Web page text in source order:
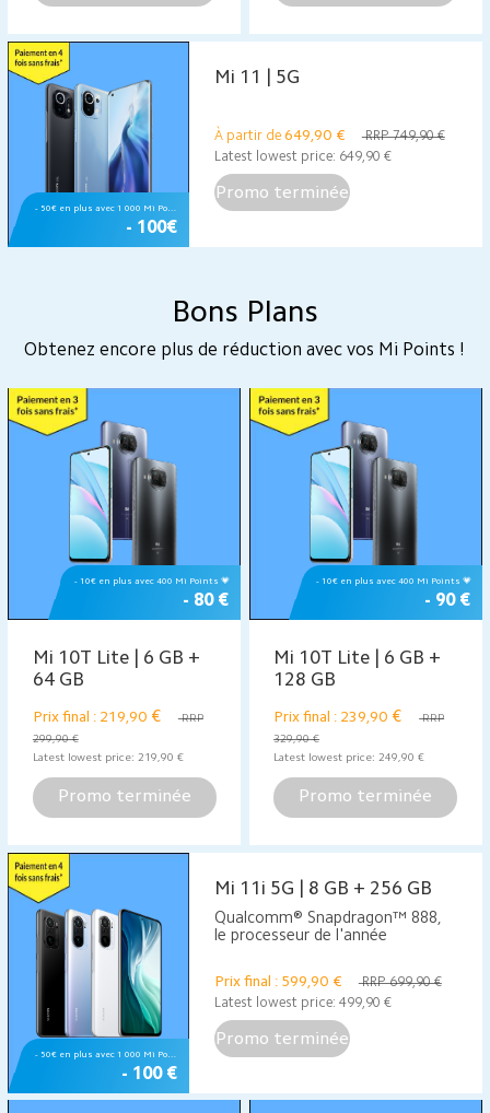
- 50€ en plus avec 1 000 Mi Points 💗
- 100€
Mi 11 | 5G
À partir de 649,90 €
RRP 749,90 €
Latest lowest price: 649,90 €
Promo terminée
Bons Plans
Obtenez encore plus de réduction avec vos Mi Points !
- 10€ en plus avec 400 Mi Points 💗
- 80 €
Mi 10T Lite | 6 GB +
64 GB
Prix final : 219,90 €
RRP
299,90 €
Latest lowest price: 219,90 €
Promo terminée
- 10€ en plus avec 400 Mi Points 💗
- 90 €
Mi 10T Lite | 6 GB +
128 GB
Prix final : 239,90 €
RRP
329,90 €
Latest lowest price: 249,90 €
Promo terminée
- 50€ en plus avec 1 000 Mi Points 💗
- 100 €
Mi 11i 5G | 8 GB + 256 GB
Qualcomm® Snapdragon™ 888,
le processeur de l'année
Prix final : 599,90 €
RRP 699,90 €
Latest lowest price: 499,90 €
Promo terminée